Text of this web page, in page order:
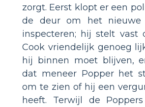
zorgt. Eerst klopt er een
de deur om het nieuwe
inspecteren; hij stelt vast
Cook vriendelijk genoeg
hij binnen moet blijven,
dat meneer Popper het
om te zien of hij een
heeft. Terwijl de